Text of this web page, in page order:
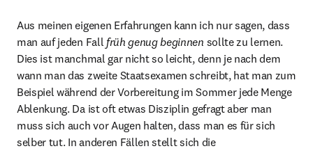
Aus meinen eigenen Erfahrungen kann ich nur sagen, dass
man auf jeden Fall früh genug beginnen sollte zu lernen.
Dies ist manchmal gar nicht so leicht, denn je nach dem
wann man das zweite Staatsexamen schreibt, hat man zum
Beispiel während der Vorbereitung im Sommer jede Menge
Ablenkung. Da ist oft etwas Disziplin gefragt aber man
muss sich auch vor Augen halten, dass man es für sich
selber tut. In anderen Fällen stellt sich die